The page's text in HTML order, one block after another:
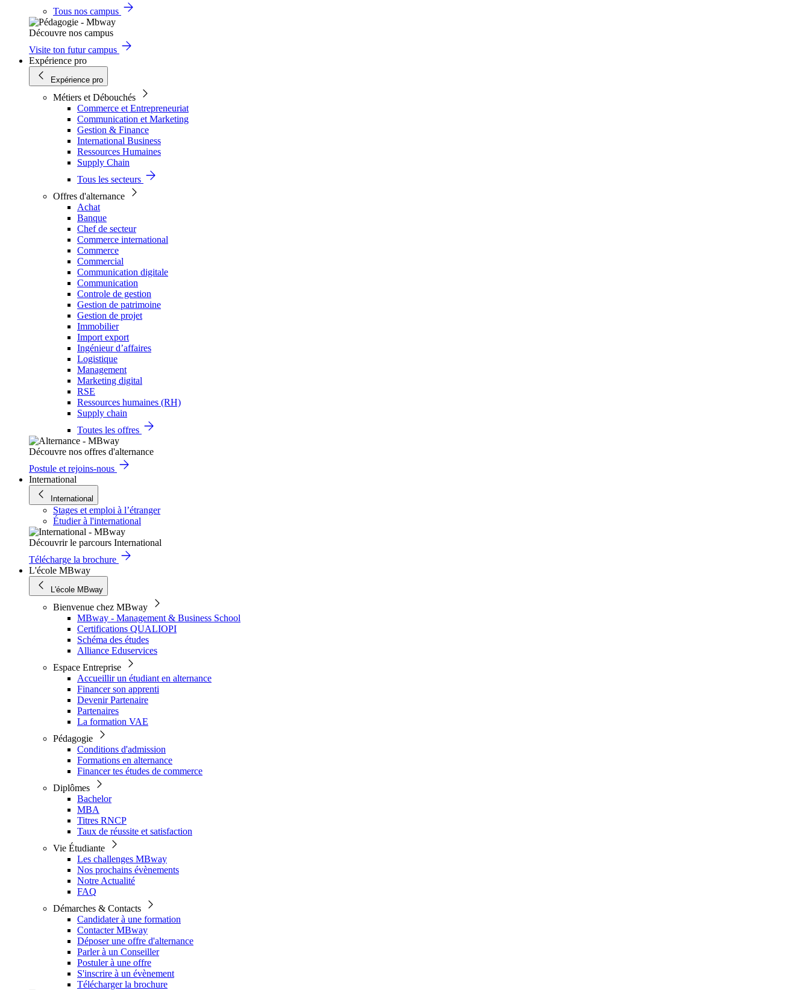
Tous nos campus
Découvre nos campus
Visite ton futur campus
Expérience pro
Expérience pro
Métiers et Débouchés
Commerce et Entrepreneuriat
Communication et Marketing
Gestion & Finance
International Business
Ressources Humaines
Supply Chain
Tous les secteurs
Offres d'alternance
Achat
Banque
Chef de secteur
Commerce international
Commerce
Commercial
Communication digitale
Communication
Controle de gestion
Gestion de patrimoine
Gestion de projet
Immobilier
Import export
Ingénieur d’affaires
Logistique
Management
Marketing digital
RSE
Ressources humaines (RH)
Supply chain
Toutes les offres
Découvre nos offres d'alternance
Postule et rejoins-nous
International
International
Stages et emploi à l’étranger
Étudier à l'international
Découvrir le parcours International
Télécharge la brochure
L'école MBway
L'école MBway
Bienvenue chez MBway
MBway - Management & Business School
Certifications QUALIOPI
Schéma des études
Alliance Eduservices
Espace Entreprise
Accueillir un étudiant en alternance
Financer son apprenti
Devenir Partenaire
Partenaires
La formation VAE
Pédagogie
Conditions d'admission
Formations en alternance
Financer tes études de commerce
Diplômes
Bachelor
MBA
Titres RNCP
Taux de réussite et satisfaction
Vie Étudiante
Les challenges MBway
Nos prochains évènements
Notre Actualité
FAQ
Démarches & Contacts
Candidater à une formation
Contacter MBway
Déposer une offre d'alternance
Parler à un Conseiller
Postuler à une offre
S'inscrire à un évènement
Télécharger la brochure